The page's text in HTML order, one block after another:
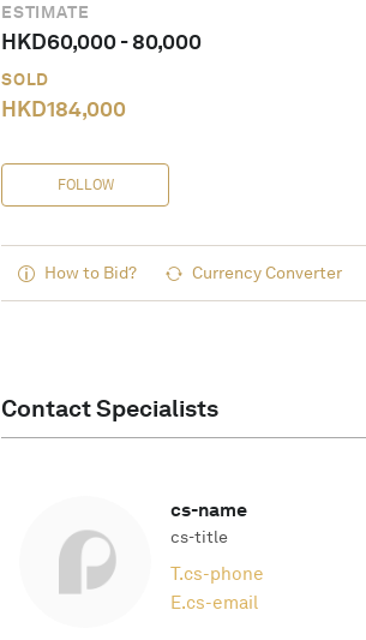
ESTIMATE
HKD60,000-80,000
SOLD
HKD184,000
FOLLOW
How to Bid? Currency Converter
Contact Specialists
cs-name
cs-title
T.cs-phone
E.cs-email